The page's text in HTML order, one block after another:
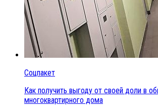
Соцпакет
Как получить выгоду от своей доли в
многоквартирного дома